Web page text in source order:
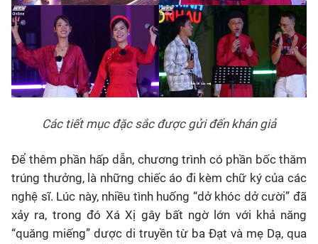
Các tiết mục đặc sắc được gửi đến khán giả
Để thêm phần hấp dẫn, chương trình có phần bốc thăm
trúng thưởng, là những chiếc áo đi kèm chữ ký của các
nghệ sĩ. Lúc này, nhiều tình huống “dở khóc dở cười” đã
xảy ra, trong đó Xá Xị gây bất ngờ lớn với khả năng
“quăng miếng” dược di truyền từ ba Đạt và mẹ Dạ, qua